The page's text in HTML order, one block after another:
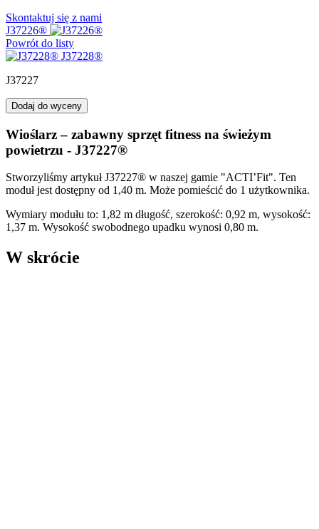
Skontaktuj się z nami
J37226®
Powrót do listy
J37228®
J37227
Dodaj do wyceny
Wioślarz – zabawny sprzęt fitness na świeżym
powietrzu - J37227®
Stworzyliśmy artykuł J37227® w naszej gamie "ACTI’Fit". Ten
moduł jest dostępny od 1,40 m. Może pomieścić do 1 użytkownika.
Wymiary modułu to: 1,82 m długość, szerokość: 0,92 m, wysokość:
1,37 m. Wysokość swobodnego upadku wynosi 0,80 m.
W skrócie